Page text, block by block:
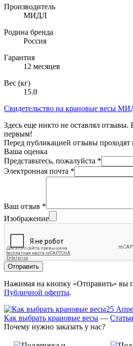
Производитель
МИДЛ
Родина бренда
Россия
Гарантия
12 месяцев
Вес (кг)
15.0
Свидетельство на крановые весы
Здесь еще никто не оставлял
первым!
Перед публикацией отзывы
Ваша оценка
Представьтесь, пожалуйста *
Электронная почта *
Ваш отзыв *
Изображение
Отправить
Нажимая на кнопку «Отправить» вы
Публичной оферты.
25
Как выбрать крановые весы — Статьи
Почему нужно заказать у нас?